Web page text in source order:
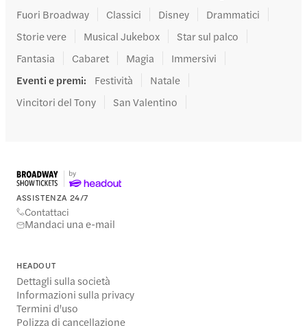
Fuori Broadway
Classici Disney
Drammatici
Storie vere
Musical Jukebox
Star sul palco
Fantasia
Cabaret Magia
Immersivi
Eventi e premi: Festività
Natale
Vincitori del Tony
San Valentino
ASSISTENZA 24/7
Contattaci
Mandaci una e-mail
HEADOUT
Dettagli sulla società
Informazioni sulla privacy
Termini d'uso
Polizza di cancellazione